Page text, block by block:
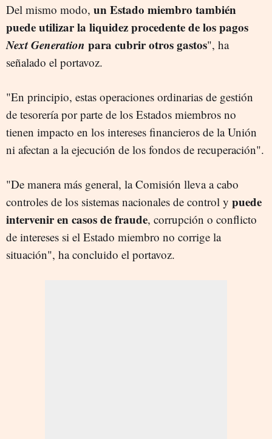
Del mismo modo, un Estado miembro también
puede utilizar la liquidez procedente de los pagos
Next Generation para cubrir otros gastos", ha
señalado el portavoz.
"En principio, estas operaciones ordinarias de gestión
de tesorería por parte de los Estados miembros no
tienen impacto en los intereses financieros de la Unión
ni afectan a la ejecución de los fondos de recuperación".
"De manera más general, la Comisión lleva a cabo
controles de los sistemas nacionales de control y puede
intervenir en casos de fraude, corrupción o conflicto
de intereses si el Estado miembro no corrige la
situación", ha concluido el portavoz.